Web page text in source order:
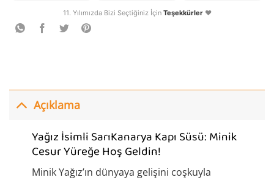
11. Yılımızda Bizi Seçtiğiniz İçin Teşekkürler❤️
Açıklama
Yağız İsimli SarıKanarya Kapı Süsü: Minik
Cesur Yüreğe Hoş Geldin!
Minik Yağız’ın dünyaya gelişini coşkuyla